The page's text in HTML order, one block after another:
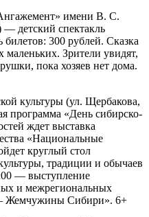
имени В. С.
— детский спектакль
300 рублей. Сказка
Зрители увидят,
пока хозяев нет дома.
культуры (ул. Щербакова,
программа «День сибирско-
ждет выставка
«Национальные
круглый стол
традиции и обычаев
— выступление
и межрегиональных
Жемчужины Сибири». 6+